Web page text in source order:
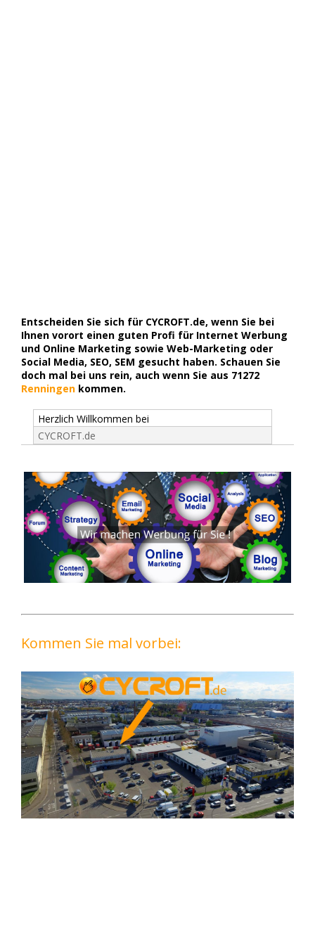
Entscheiden Sie sich für CYCROFT.de, wenn Sie bei
Ihnen vorort einen guten Profi für Internet Werbung
und Online Marketing sowie Web-Marketing oder
Social Media, SEO, SEM gesucht haben. Schauen Sie
doch mal bei uns rein, auch wenn Sie aus 71272
Renningen kommen.
Herzlich Willkommen bei
CYCROFT.de
Kommen Sie mal vorbei: